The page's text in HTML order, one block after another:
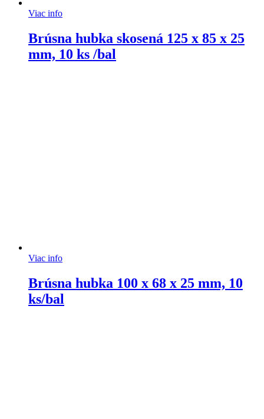
Viac info
Brúsna hubka skosená 125 x 85 x 25
mm, 10 ks /bal
Viac info
Brúsna hubka 100 x 68 x 25 mm, 10
ks/bal